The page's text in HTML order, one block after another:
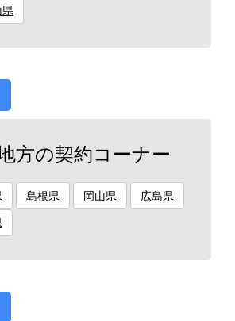
方の契約コーナー
島根県 岡山県 広島県